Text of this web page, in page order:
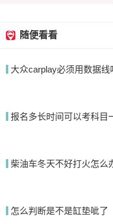
我要回答
提交
随便看看
大众carplay必须用数据线
报名多长时间可以考科目
柴油车冬天不好打火怎么
怎么判断是不是缸垫呲了